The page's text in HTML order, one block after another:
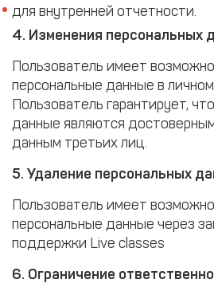
для внутренней отчетности.
4. Изменения персональных
Пользователь имеет
персональные данные в
Пользователь гарантирует,
данные являются
данным третьих лиц.
5. Удаление персональных
Пользователь имеет
персональные данные через
поддержки Live classes
6. Ограничение